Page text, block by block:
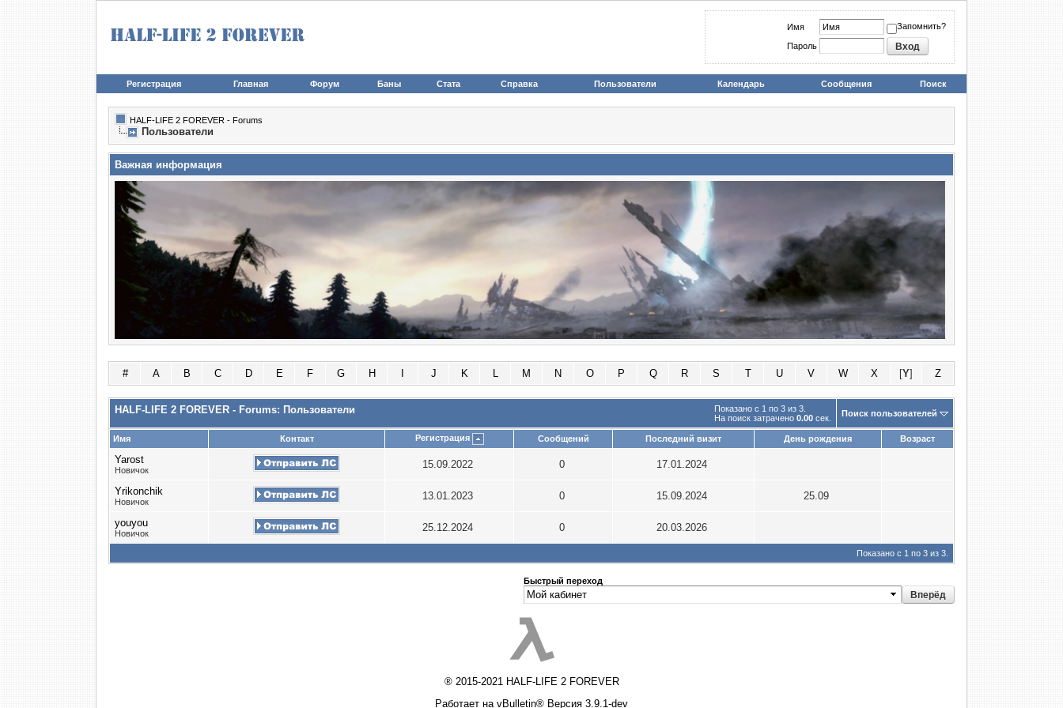
Имя Запомнить?
Пароль
Регистрация Главная Форум Баны Стата Справка Пользователи Календарь Сообщения Поиск
HALF-LIFE 2 FOREVER - Forums
Пользователи
Важная информация
# A B C D E F G H J K L M N O P Q R S T U V W X [Y] Z
Показано с 1 по 3 из 3.
На поиск затрачено 0.00 сек.
HALF-LIFE 2 FOREVER - Forums: Пользователи Поиск пользователей
Имя Контакт Регистрация Сообщений Последний визит День рождения Возраст
Yarost
Новичок 15.09.2022 0 17.01.2024
Yrikonchik
Новичок 13.01.2023 0 15.09.2024 25.09
youyou
Новичок 25.12.2024 0 20.03.2026
Показано с 1 по 3 из 3.
Быстрый переход
® 2015-2021 HALF-LIFE 2 FOREVER
Работает на vBulletin® Версия 3.9.1-dev